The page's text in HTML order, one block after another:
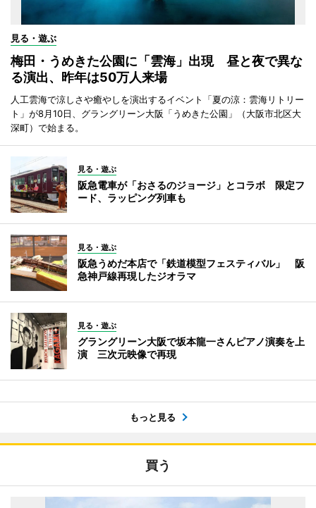
見る・遊ぶ
梅田・うめきた公園に「雲海」出現 昼と夜で異な
る演出、昨年は50万人来場
人工雲海で涼しさや癒やしを演出するイベント「夏の涼：雲海リトリー
ト」が8月10日、グラングリーン大阪「うめきた公園」（大阪市北区大
深町）で始まる。
見る・遊ぶ
阪急電車が「おさるのジョージ」とコラボ 限定フ
ード、ラッピング列車も
見る・遊ぶ
阪急うめだ本店で「鉄道模型フェスティバル」 阪
急神戸線再現したジオラマ
見る・遊ぶ
グラングリーン大阪で坂本龍一さんピアノ演奏を上
演 三次元映像で再現
もっと見る
買う